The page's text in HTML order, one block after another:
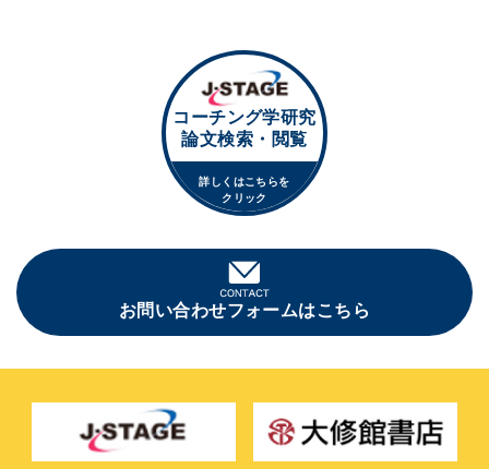
コーチング学研究
論文検索・閲覧
詳しくはこちらを
クリック
お問い合わせフォームはこちら